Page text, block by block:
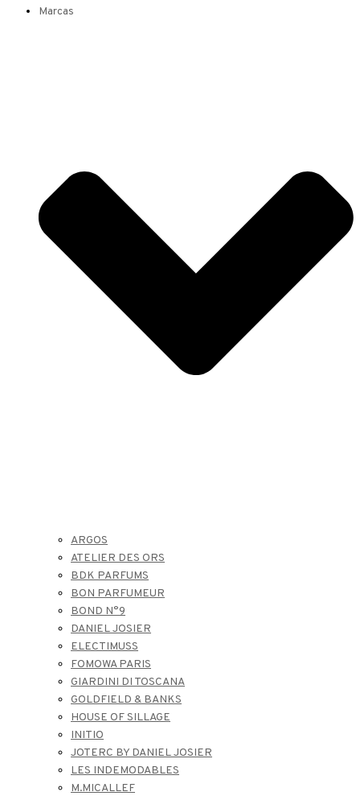
Marcas
ARGOS
ATELIER DES ORS
BDK PARFUMS
BON PARFUMEUR
BOND N°9
DANIEL JOSIER
ELECTIMUSS
FOMOWA PARIS
GIARDINI DI TOSCANA
GOLDFIELD & BANKS
HOUSE OF SILLAGE
INITIO
JOTERC BY DANIEL JOSIER
LES INDEMODABLES
M.MICALLEF